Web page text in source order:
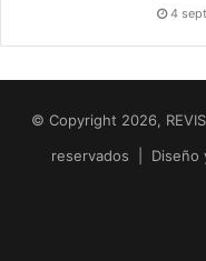
4
© Copyright 2026,
reservados | Diseño